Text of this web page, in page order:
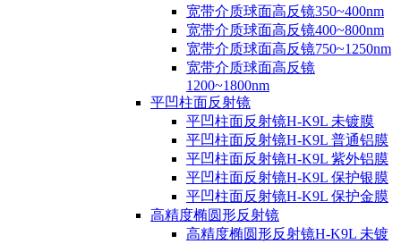
宽带介质球面高反镜350~400nm
宽带介质球面高反镜400~800nm
宽带介质球面高反镜750~1250nm
宽带介质球面高反镜
1200~1800nm
平凹柱面反射镜
平凹柱面反射镜H-K9L 未镀膜
平凹柱面反射镜H-K9L 普通铝膜
平凹柱面反射镜H-K9L 紫外铝膜
平凹柱面反射镜H-K9L 保护银膜
平凹柱面反射镜H-K9L 保护金膜
高精度椭圆形反射镜
高精度椭圆形反射镜H-K9L 未镀